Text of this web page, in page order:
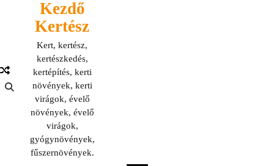
Kezdő
Kertész
Kert, kertész,
kertészkedés,
kertépítés, kerti
növények, kerti
virágok, évelő
növények, évelő
virágok,
gyógynövények,
fűszernövények.